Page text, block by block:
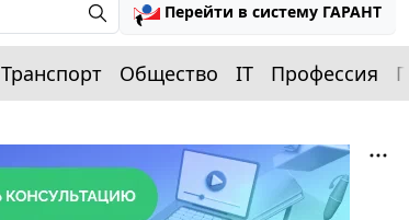
Перейти в систему ГАРАНТ
Транспорт Общество IT Профессия